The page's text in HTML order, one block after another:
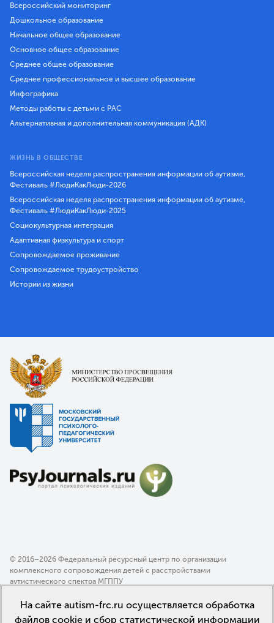
Всероссийский мониторинг
Дошкольное образование
Начальное общее образование
Основное общее образование
Среднее общее образование
Среднее профессиональное и высшее образование
Инфографика
Методы работы с детьми с РАС
Альтернативная и дополнительная коммуникация (АДК)
ЖИЗНЬ В ОБЩЕСТВЕ
Всероссийская неделя распространения информации об аутизме,
Фестиваль #ЛюдиКакЛюди-2026
Всероссийская неделя распространения информации об аутизме,
Фестиваль #ЛюдиКакЛюди-2025
Социокультурная интеграция
Адаптивная физкультура и спорт
Сопровождаемое проживание
Сопровождаемое трудоустройство
Истории из жизни
© 2016–2026 Федеральный ресурсный центр по организации
комплексного сопровождения детей с расстройствами
аутистического спектра МГППУ
Политика конфиденциальности
Пользовательское соглашение
На сайте autism-frc.ru осуществляется обработка
файлов cookie и сбор статистической информации